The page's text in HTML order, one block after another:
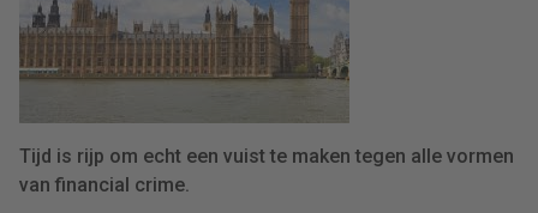
Tijd is rijp om echt een vuist te maken tegen alle vormen
van financial crime.